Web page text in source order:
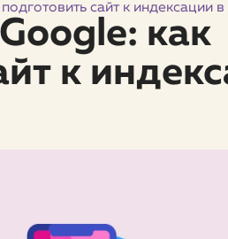
сайт к индексации
как
к